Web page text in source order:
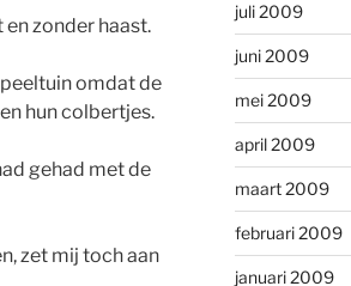
en zonder haast.
omdat de
hun colbertjes.
gehad met de
zet mij toch aan
juli 2009
juni 2009
mei 2009
april 2009
maart 2009
februari 2009
januari 2009